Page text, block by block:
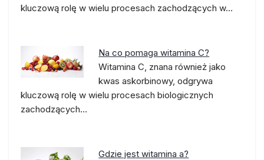
kluczową rolę w wielu procesach zachodzących w…
Na co pomaga witamina C?
Witamina C, znana również jako
kwas askorbinowy, odgrywa
kluczową rolę w wielu procesach biologicznych
zachodzących…
Gdzie jest witamina a?